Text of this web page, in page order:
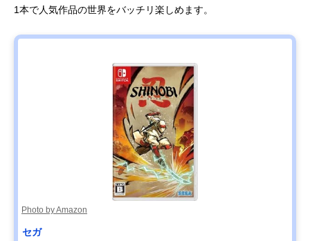
1本で人気作品の世界をバッチリ楽しめます。
Photo by Amazon
セガ